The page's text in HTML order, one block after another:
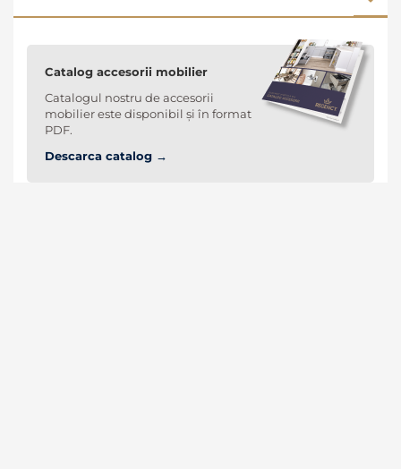
Catalog accesorii mobilier
Catalogul nostru de accesorii
mobilier este disponibil și în format
PDF.
Descarca catalog →